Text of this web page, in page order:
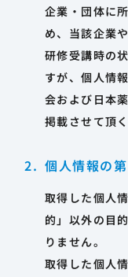
企業・団体に
め、当該企業
研修受講時の
すが、個人情
会および日本
掲載させて頂
個人情報の
取得した個人
的」以外の目
りません。
取得した個人